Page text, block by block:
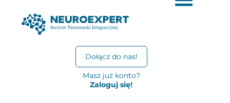
Dołącz do nas!
Masz już konto?
Zaloguj się!